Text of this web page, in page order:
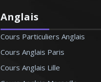
Anglais
Cours Particuliers Anglais
Cours Anglais Paris
Cours Anglais Lille